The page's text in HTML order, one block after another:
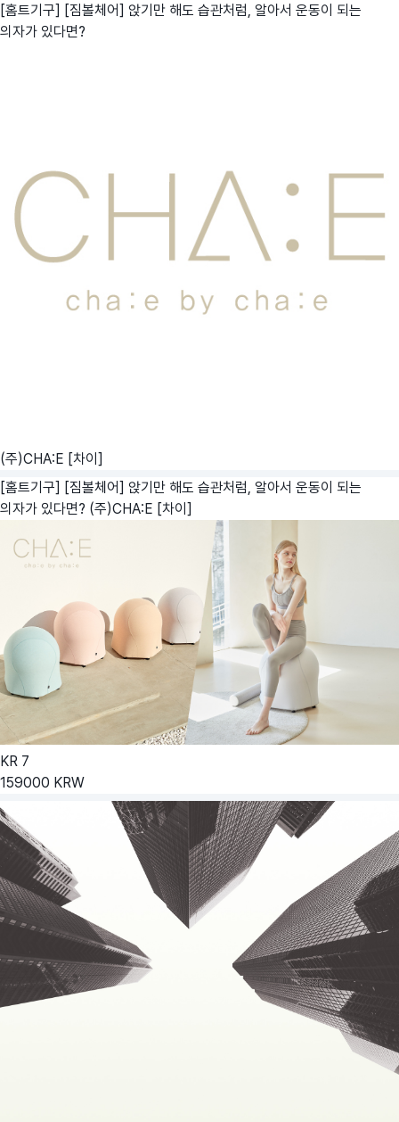
[홈트기구] [짐볼체어] 앉기만 해도 습관처럼, 알아서 운동이 되는
의자가 있다면?
(주)CHA:E [차이]
[홈트기구] [짐볼체어] 앉기만 해도 습관처럼, 알아서 운동이 되는
의자가 있다면? (주)CHA:E [차이]
KR 7
159000 KRW